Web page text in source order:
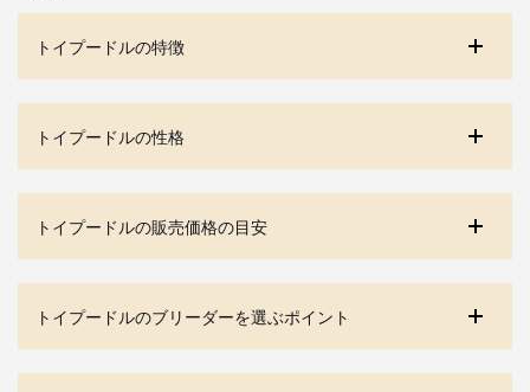
トイプードルの特徴
トイプードルの性格
トイプードルの販売価格の目安
トイプードルのブリーダーを選ぶポイント